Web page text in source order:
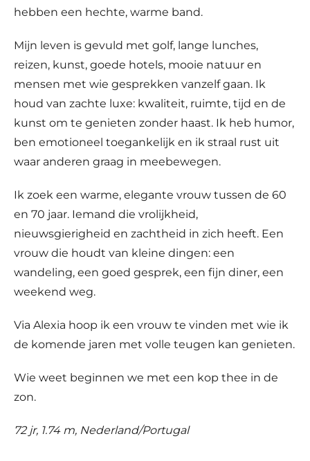
hebben een hechte, warme band.
Mijn leven is gevuld met golf, lange lunches,
reizen, kunst, goede hotels, mooie natuur en
mensen met wie gesprekken vanzelf gaan. Ik
houd van zachte luxe: kwaliteit, ruimte, tijd en de
kunst om te genieten zonder haast. Ik heb humor,
ben emotioneel toegankelijk en ik straal rust uit
waar anderen graag in meebewegen.
Ik zoek een warme, elegante vrouw tussen de 60
en 70 jaar. Iemand die vrolijkheid,
nieuwsgierigheid en zachtheid in zich heeft. Een
vrouw die houdt van kleine dingen: een
wandeling, een goed gesprek, een fijn diner, een
weekend weg.
Via Alexia hoop ik een vrouw te vinden met wie ik
de komende jaren met volle teugen kan genieten.
Wie weet beginnen we met een kop thee in de
zon.
72 jr, 1.74 m, Nederland/Portugal